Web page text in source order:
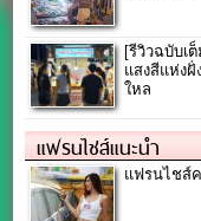
[รีวิวฉบับเ
แสงสีแห่ง
ใหล
แฟรนไชส์แนะนำ
แฟรนไชส์